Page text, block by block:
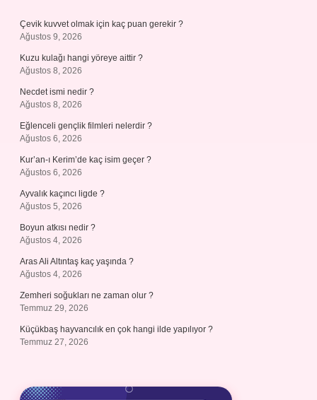
Çevik kuvvet olmak için kaç puan gerekir ?
Ağustos 9, 2026
Kuzu kulağı hangi yöreye aittir ?
Ağustos 8, 2026
Necdet ismi nedir ?
Ağustos 8, 2026
Eğlenceli gençlik filmleri nelerdir ?
Ağustos 6, 2026
Kur’an-ı Kerim’de kaç isim geçer ?
Ağustos 6, 2026
Ayvalık kaçıncı ligde ?
Ağustos 5, 2026
Boyun atkısı nedir ?
Ağustos 4, 2026
Aras Ali Altıntaş kaç yaşında ?
Ağustos 4, 2026
Zemheri soğukları ne zaman olur ?
Temmuz 29, 2026
Küçükbaş hayvancılık en çok hangi ilde yapılıyor ?
Temmuz 27, 2026